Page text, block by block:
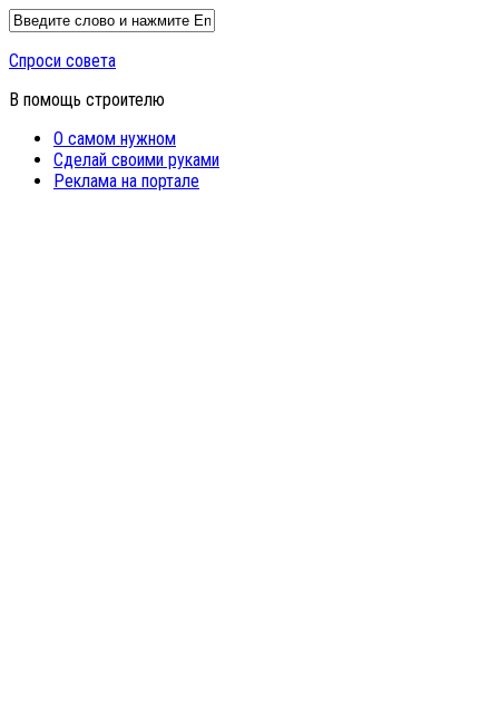
Спроси совета
В помощь строителю
О самом нужном
Сделай своими руками
Реклама на портале